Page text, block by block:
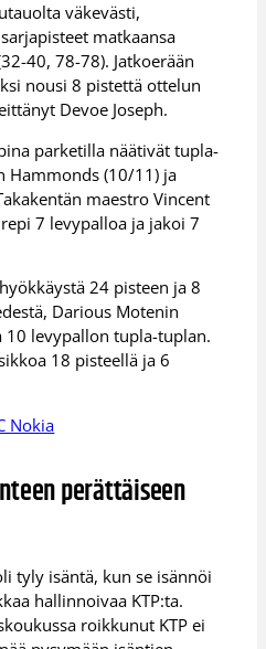
väkevästi,
matkaansa
40, 78-78). Jatkoerään
nousi 8 pistettä ottelun
Devoe Joseph.
parketilla näätivät tupla-
Hammonds (10/11) ja
maestro Vincent
7 levypalloa ja jakoi 7
24 pisteen ja 8
Darious Motenin
10 levypallon tupla-tuplan.
18 pisteellä ja 6
Nokia
perättäiseen
tyly isäntä, kun se isännöi
hallinnoivaa KTP:ta.
roikkunut KTP ei